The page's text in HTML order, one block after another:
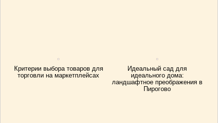
Критерии выбора товаров для
торговли на маркетплейсах
Идеальный сад для
идеального дома:
ландшафтное преображения в
Пирогово